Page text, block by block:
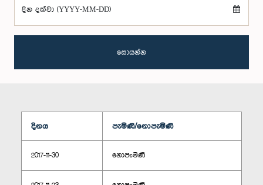
දින දක්වා (YYYY-MM-DD)
සොයන්න
දිනය පැමිණි/නොපැමිණි
2017-11-30 නොපැමිණි